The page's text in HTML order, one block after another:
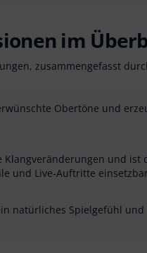
im
zusammengefasst
Obertöne und
Klangveränderungen und ist
und Live-Auftritte
natürliches Spielgefühl